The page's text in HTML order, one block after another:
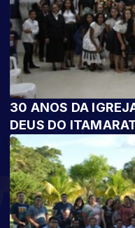
30 ANOS DA
DEUS DO